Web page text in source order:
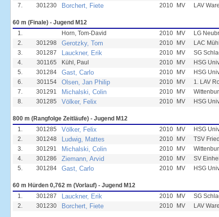
7.
301230 Borchert, Fiete 2010 MV LAV
60 m (Finale) - Jugend M12
1.
Horn, Tom-David 2010 MV
LG
2.
301298 Gerotzky, Tom 2010 MV
LAC
3.
301287 Lauckner, Erik 2010 MV
SG
4.
301165 Kühl, Paul 2010 MV
HSG
5.
301284 Gast, Carlo 2010 MV
HSG
6.
301154 Olsen, Jan Philip 2010 MV
1. LAV
7.
301291 Michalski, Colin 2010 MV
8.
301285 Völker, Felix 2010 MV HSG
800 m (Rangfolge Zeitläufe) - Jugend M12
1.
301285 Völker, Felix 2010 MV
HSG
2.
301248 Ludwig, Mattes 2010 MV
TSV
3.
301291 Michalski, Colin 2010 MV
4.
301286 Ziemann, Arvid 2010 MV
SV
5.
301284 Gast, Carlo 2010 MV HSG
60 m Hürden 0,762 m (Vorlauf) - Jugend M12
1.
301287 Lauckner, Erik 2010 MV
SG
2.
301230 Borchert, Fiete 2010 MV LAV